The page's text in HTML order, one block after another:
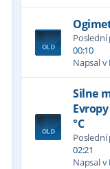
Poslední
00:10
Napsal v
Silne
°C
Poslední
02:21
Napsal v